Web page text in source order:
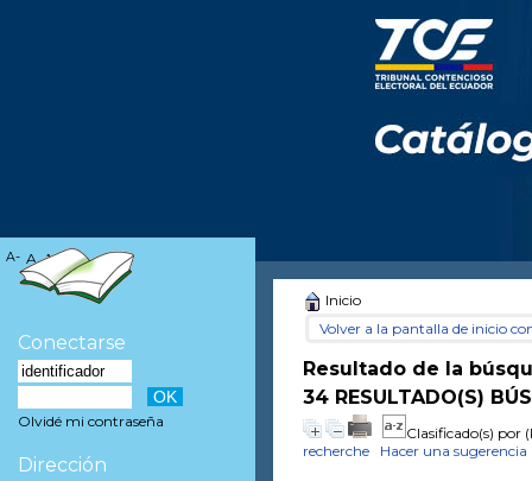
Inicio
Volver a la pantalla de inicio
Resultado de la
34 RESULTADO(S)
Clasificado(s) por
recherche
Hacer una sugerencia
A- A A+
Conectarse
Olvidé mi contraseña
Dirección